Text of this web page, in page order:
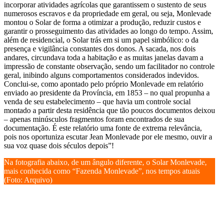
incorporar atividades agrícolas que garantissem o sustento de seus
numerosos escravos e da propriedade em geral, ou seja, Monlevade
montou o Solar de forma a otimizar a produção, reduzir custos e
garantir o prosseguimento das atividades ao longo do tempo. Assim,
além de residencial, o Solar trás em si um papel simbólico: o da
presença e vigilância constantes dos donos. A sacada, nos dois
andares, circundava toda a habitação e as muitas janelas davam a
impressão de constante observação, sendo um facilitador no controle
geral, inibindo alguns comportamentos considerados indevidos.
Conclui-se, como apontado pelo próprio Monlevade em relatório
enviado ao presidente da Província, em 1853 – no qual propunha a
venda de seu estabelecimento – que havia um controle social
montado a partir desta residência que tão poucos documentos deixou
– apenas minúsculos fragmentos foram encontrados de sua
documentação. É este relatório uma fonte de extrema relevância,
pois nos oportuniza escutar Jean Monlevade por ele mesmo, ouvir a
sua voz quase dois séculos depois”!
Na fotografia abaixo, de um ângulo diferente, o Solar Monlevade,
mais conhecida como “Fazenda Monlevade”, nos tempos atuais
(Foto: Arquivo)